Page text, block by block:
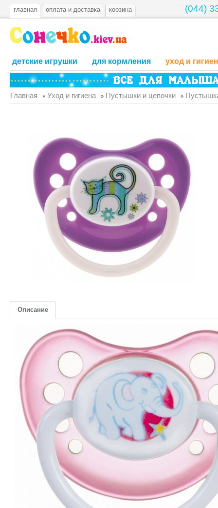
(044)
главная оплата и доставка корзина
детские игрушки для кормления уход и
Главная » Уход и гигиена » Пустышки и цепочки »
Описание